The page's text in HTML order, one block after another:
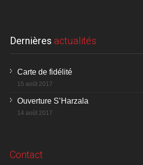
Dernières actualités
Carte de fidélité
15 août 2017
Ouverture S’Harzala
14 août 2017
Contact